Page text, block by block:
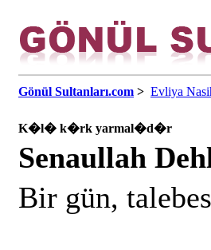
Gönül Sultanları.com > Evliya
K�l� k�rk yarmal�d�r
Senaullah
Bir gün,